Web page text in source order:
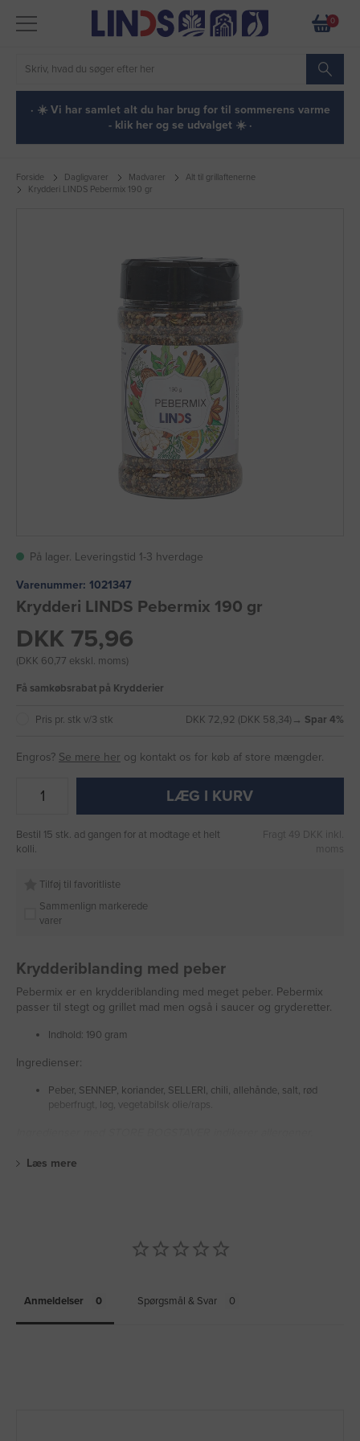
0
· ☀️ Vi har samlet alt du har brug for til sommerens varme
- klik her og se udvalget ☀️ ·
Forside Dagligvarer Madvarer
Alt til grillaftenerne
Krydderi LINDS Pebermix 190 gr
På lager. Leveringstid 1-3 hverdage
Varenummer: 1021347
Krydderi LINDS Pebermix 190 gr
DKK 75,96
(DKK 60,77 ekskl. moms)
Få samkøbsrabat på Krydderier
Pris pr. stk v/3 stk DKK 72,92 (DKK 58,34) → Spar 4%
Engros? Se mere her og kontakt os for køb af store mængder.
LÆG I KURV
Bestil 15 stk. ad gangen for at modtage et helt
kolli.
Fragt 49 DKK inkl.
moms
Tilføj til favoritliste
Sammenlign markerede
varer
Krydderiblanding med peber
Pebermix er en krydderiblanding med meget peber. Pebermix
passer til stegt og grillet mad men også i saucer og gryderetter.
Indhold: 190 gram
Ingredienser:
Peber, SENNEP, koriander, SELLERI, chili, allehånde, salt, rød
peberfrugt, løg, vegetabilsk olie/raps.
Læs mere
Anmeldelser Spørgsmål & Svar